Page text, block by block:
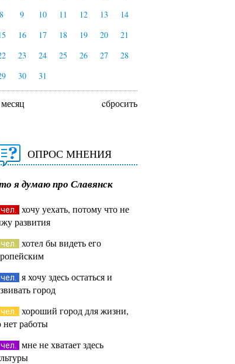
8
9 10 11 12 13
14
16 17 18 19 20
21
23 24 25 26 27
28
30 31
месяц cбросить
ОПРОС МНЕНИЯ
я думаю про Славянск
хочу уехать, потому что не
развития
хотел бы видеть его
я хочу здесь остаться и
город
хороший город для жизни,
нет работы
мне не хватает здесь